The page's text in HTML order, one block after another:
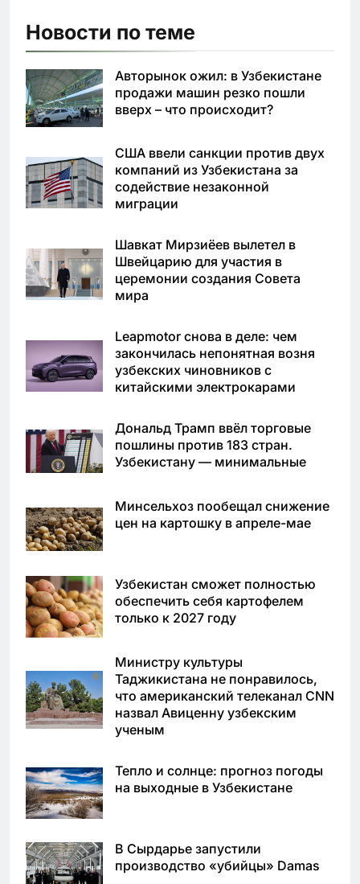
Новости по теме
Авторынок ожил: в Узбекистане
продажи машин резко пошли
вверх – что происходит?
США ввели санкции против двух
компаний из Узбекистана за
содействие незаконной
миграции
Шавкат Мирзиёев вылетел в
Швейцарию для участия в
церемонии создания Совета
мира
Leapmotor снова в деле: чем
закончилась непонятная возня
узбекских чиновников с
китайскими электрокарами
Дональд Трамп ввёл торговые
пошлины против 183 стран.
Узбекистану — минимальные
Минсельхоз пообещал снижение
цен на картошку в апреле-мае
Узбекистан сможет полностью
обеспечить себя картофелем
только к 2027 году
Министру культуры
Таджикистана не понравилось,
что американский телеканал CNN
назвал Авиценну узбекским
ученым
Тепло и солнце: прогноз погоды
на выходные в Узбекистане
В Сырдарье запустили
производство «убийцы» Damas